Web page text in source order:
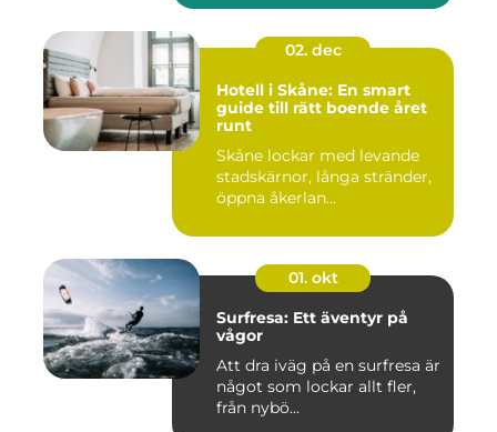
02. dec
Hotell i Skåne: En smart
guide till rätt boende året
runt
Skåne lockar med levande
stadskärnor, långa stränder,
öppna åkerlan...
01. okt
Surfresa: Ett äventyr på
vågor
Att dra iväg på en surfresa är
något som lockar allt fler,
från nybö...